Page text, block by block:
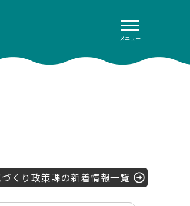
メニュー
くり政策課の新着情報一覧